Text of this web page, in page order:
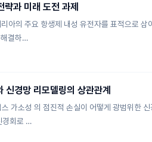
과 미래 도전 과제
아의 주요 항생제 내성 유전자를 표적으로
해결하…
신경망 리모델링의 상관관계
가소성 의 점진적 손실이 어떻게 광범위한
경회로 …